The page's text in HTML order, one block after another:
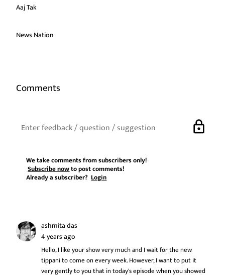
Aaj Tak
News Nation
Comments
lock
We take comments from subscribers only!
Subscribe nowto post comments!
Already a subscriber?Login
ashmita das
4 years ago
Hello, I like your show very much and I wait for the new
tippani to come on every week. However, I want to put it
very gently to you that in today's episode when you showed